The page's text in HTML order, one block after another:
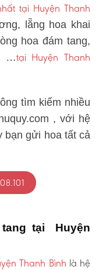
tại Huyện Thanh
lẵng hoa khai
hoa đám tang,
…tại Huyện Thanh
tìm kiếm nhiều
, với hệ
bạn gửi hoa tất cả
tại Huyện
Thanh Bình là hệ